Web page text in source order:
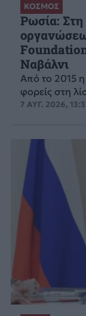
ΚΟΣΜΟΣ
Ρωσία:
Ναβάλνι
Από το 2015 η
φορείς στη
7 ΑΥΓ. 2026,